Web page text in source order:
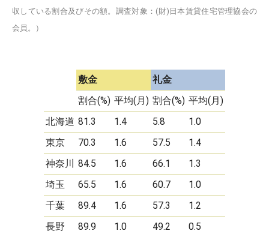
収している割合及びその額。調査対象：(財)日本賃貸住宅管理協会の
会員。）
敷金
礼金
割合(%) 平均(月) 割合(%) 平均(月)
北海道 81.3 1.4 5.8
1.0
東京
70.3 1.6 57.5
1.4
神奈川
84.5 1.6 66.1
1.3
埼玉
65.5 1.6 60.7
1.0
千葉
89.4 1.6 57.3
1.2
長野
89.9 1.0 49.2
0.5